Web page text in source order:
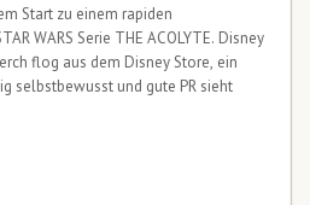
Start zu einem rapiden
WARS Serie THE ACOLYTE. Disney
flog aus dem Disney Store, ein
selbstbewusst und gute PR sieht